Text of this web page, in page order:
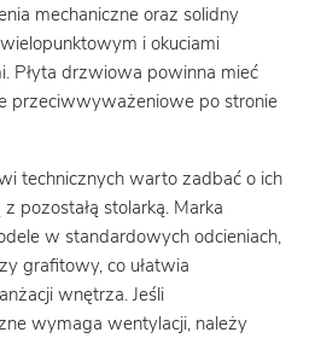
mechaniczne oraz solidny
i okuciami
Płyta drzwiowa powinna mieć
przeciwwyważeniowe po stronie
technicznych warto zadbać o ich
pozostałą stolarką. Marka
w standardowych odcieniach,
grafitowy, co ułatwia
wnętrza. Jeśli
wymaga wentylacji, należy